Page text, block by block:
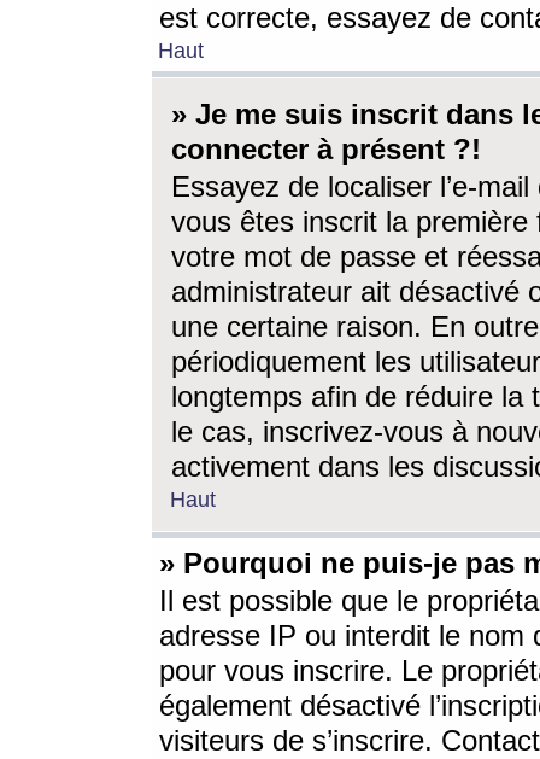
est correcte, essayez de
Haut
» Je me suis inscrit dans
connecter à présent ?!
Essayez de localiser l’e-
vous êtes inscrit la première
votre mot de passe et
administrateur ait désactivé
une certaine raison. En
périodiquement les
longtemps afin de réduire la
le cas, inscrivez-vous à
activement dans les
Haut
» Pourquoi ne puis-je pas
Il est possible que le
adresse IP ou interdit le nom
pour vous inscrire. Le
également désactivé
visiteurs de s’inscrire.